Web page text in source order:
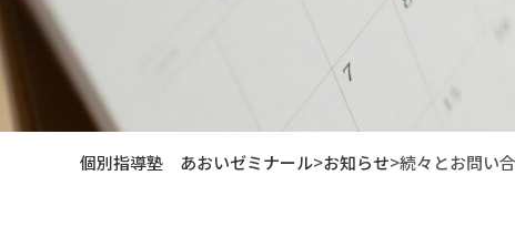
個別指導塾 あおいゼミナール>お知らせ>続々とお問い